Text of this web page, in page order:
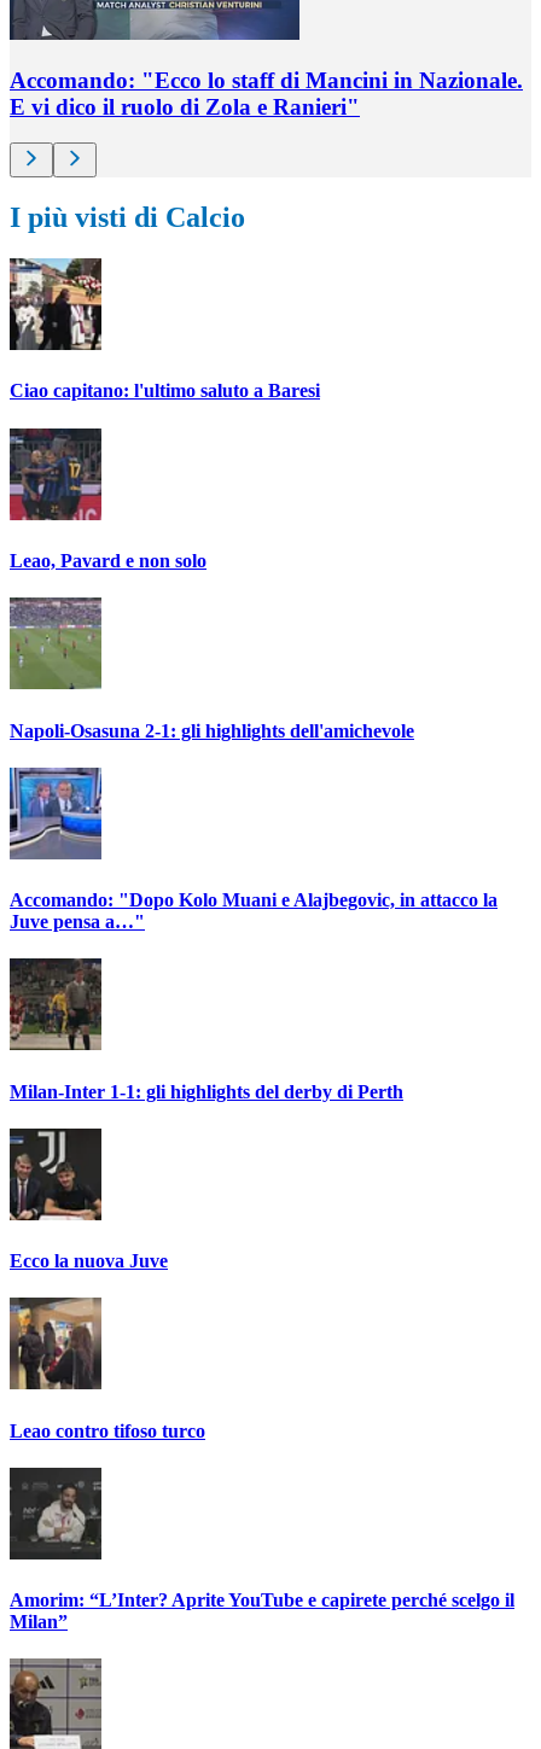
Accomando: "Ecco lo staff di Mancini in Nazionale.
E vi dico il ruolo di Zola e Ranieri"
I più visti di Calcio
Ciao capitano: l'ultimo saluto a Baresi
Leao, Pavard e non solo
Napoli-Osasuna 2-1: gli highlights dell'amichevole
Accomando: "Dopo Kolo Muani e Alajbegovic, in attacco la
Juve pensa a…"
Milan-Inter 1-1: gli highlights del derby di Perth
Ecco la nuova Juve
Leao contro tifoso turco
Amorim: “L’Inter? Aprite YouTube e capirete perché scelgo il
Milan”